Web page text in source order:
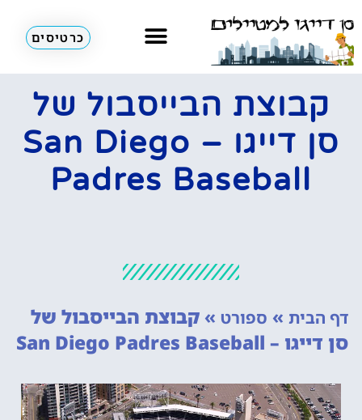
כרטיסים
קבוצת הבייסבול של
סן דייגו – San Diego
Padres Baseball
דף הבית » ספורט » קבוצת הבייסבול של
סן דייגו – San Diego Padres Baseball